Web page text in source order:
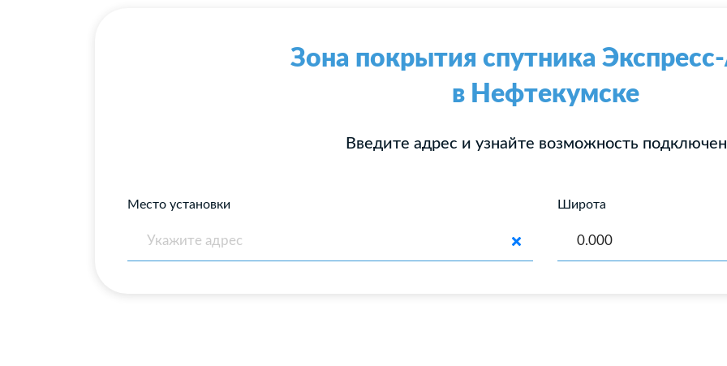
Зона покрытия спутника
в Нефтекумске
Введите адрес и узнайте возможность
Место установки Широта